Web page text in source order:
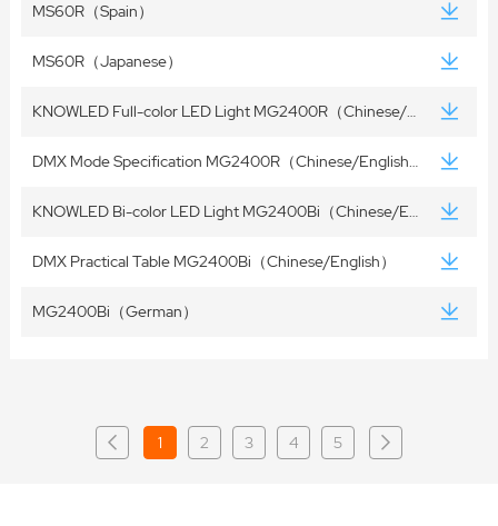
MS60R（Spain）
MS60R（Japanese）
KNOWLED Full-color LED Light MG2400R（Chinese/English）
DMX Mode Specification MG2400R（Chinese/English）
KNOWLED Bi-color LED Light MG2400Bi（Chinese/English）
DMX Practical Table MG2400Bi（Chinese/English）
MG2400Bi（German）
1 2 3 4 5